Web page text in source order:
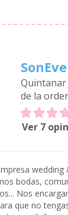
Quintanar
de la
Ver 7
wedding
bodas,
Nos
que no